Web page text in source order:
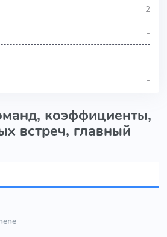
2
-
-
-
коэффициенты,
встреч, главный